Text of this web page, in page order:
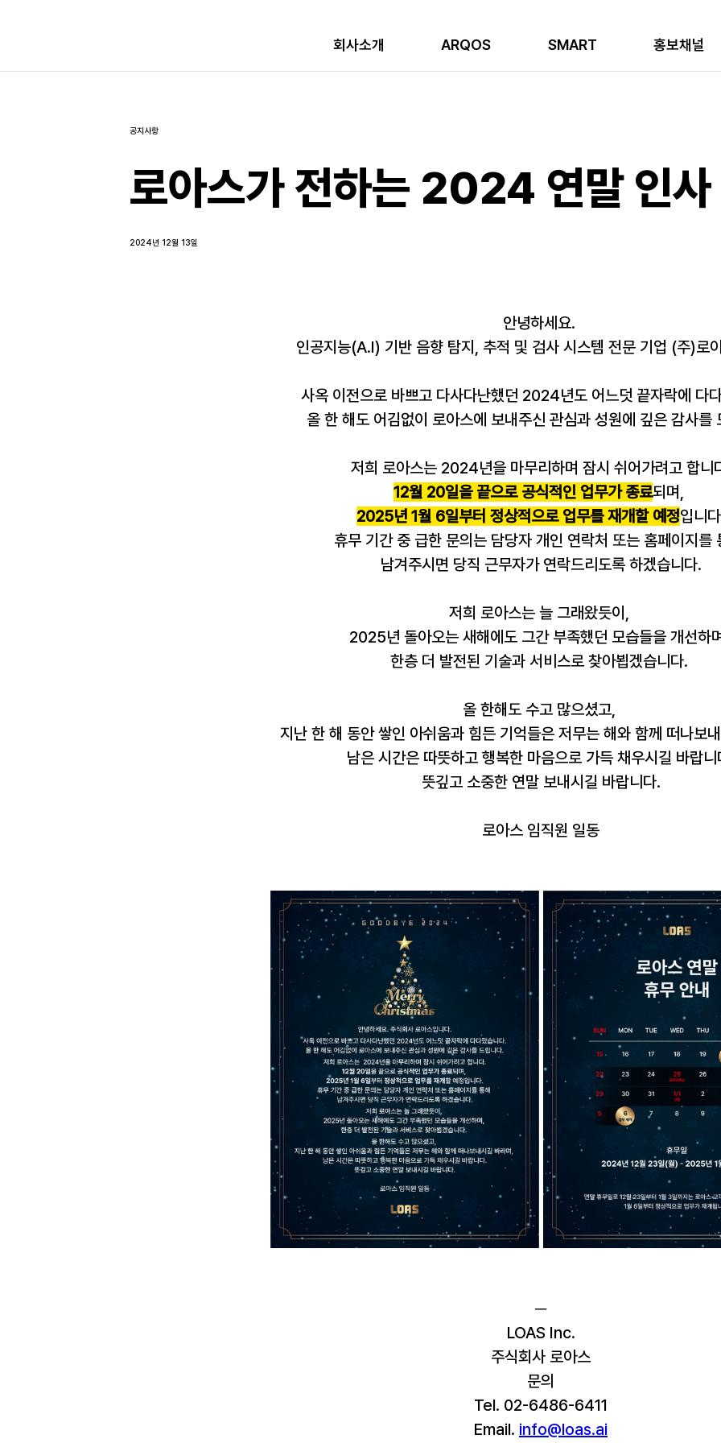
회사소개 ARQOS SMART 홍보채널
2024년 12월 13일
로아스가 전하는 2024 연말 인사
공지사항
안녕하세요.
인공지능(A.I) 기반 음향 탐지, 추적 및 검사 시스템 전문 기업 (주)로
사옥 이전으로 바쁘고 다사다난했던 2024년도 어느덧 끝자락에 다
올 한 해도 어김없이 로아스에 보내주신 관심과 성원에 깊은 감사를
저희 로아스는 2024년을 마무리하며 잠시 쉬어가려고 합니
12월 20일을 끝으로 공식적인 업무가 종료되며,
2025년 1월 6일부터 정상적으로 업무를 재개할 예정입니
휴무 기간 중 급한 문의는 담당자 개인 연락처 또는 홈페이지를
남겨주시면 당직 근무자가 연락드리도록 하겠습니다.
저희 로아스는 늘 그래왔듯이,
2025년 돌아오는 새해에도 그간 부족했던 모습들을 개선하
한층 더 발전된 기술과 서비스로 찾아뵙겠습니다.
올 한해도 수고 많으셨고,
지난 한 해 동안 쌓인 아쉬움과 힘든 기억들은 저무는 해와 함께 떠나보
남은 시간은 따뜻하고 행복한 마음으로 가득 채우시길 바랍니
뜻깊고 소중한 연말 보내시길 바랍니다.
로아스 임직원 일동
─
LOAS Inc.
주식회사 로아스
문의
Tel. 02-6486-6411
Email. info@loas.ai